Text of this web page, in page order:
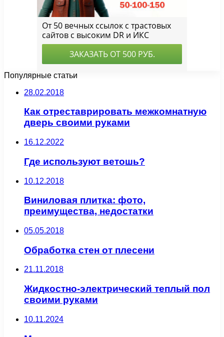
Популярные статьи
28.02.2018
Как отреставрировать межкомнатную
дверь своими руками
16.12.2022
Где используют ветошь?
10.12.2018
Виниловая плитка: фото,
преимущества, недостатки
05.05.2018
Обработка стен от плесени
21.11.2018
Жидкостно-электрический теплый пол
своими руками
10.11.2024